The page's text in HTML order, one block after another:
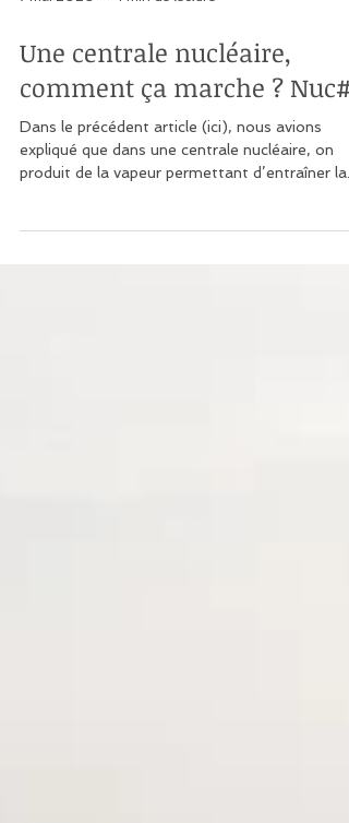
7 mai 2020 4 min de lecture
Une centrale nucléaire,
comment ça marche ? Nuc#6
Dans le précédent article (ici), nous avions